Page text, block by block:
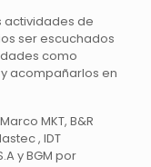
actividades de
ser escuchados
como
acompañarlos en
MKT, B&R
, IDT
y BGM por